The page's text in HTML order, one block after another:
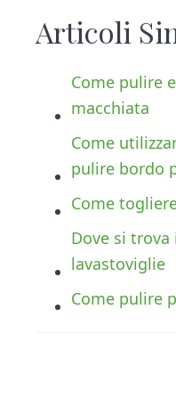
Articoli
Come pulire
macchiata
Come
pulire bordo
Come
Dove si
lavastoviglie
Come pulire